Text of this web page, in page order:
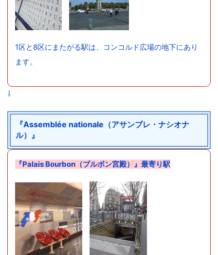
1区と8区にまたがる駅は、コンコルド広場の地下にあり
ます。
⇩
『Assemblée nationale（アサンブレ・ナシオナ
ル）』
『Palais Bourbon（ブルボン宮殿）』最寄り駅